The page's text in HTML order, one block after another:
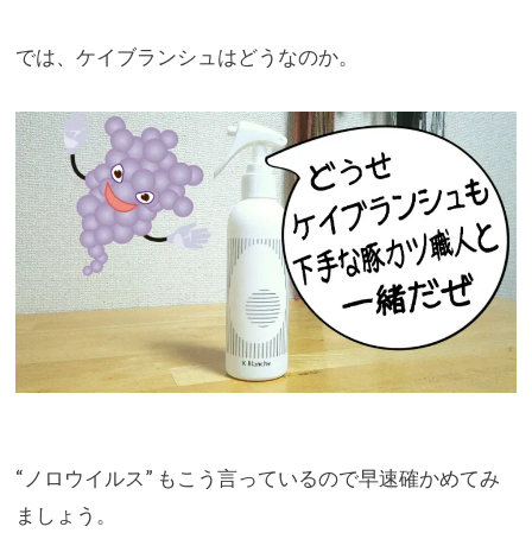
では、ケイブランシュはどうなのか。
“ノロウイルス” もこう言っているので早速確かめてみ
ましょう。